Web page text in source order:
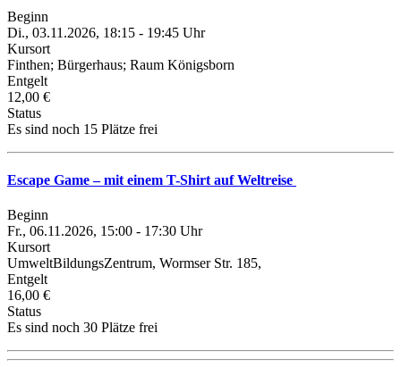
Beginn
Di., 03.11.2026, 18:15 - 19:45 Uhr
Kursort
Finthen; Bürgerhaus; Raum Königsborn
Entgelt
12,00 €
Status
Es sind noch 15 Plätze frei
Escape Game – mit einem T-Shirt auf Weltreise
Beginn
Fr., 06.11.2026, 15:00 - 17:30 Uhr
Kursort
UmweltBildungsZentrum, Wormser Str. 185,
Entgelt
16,00 €
Status
Es sind noch 30 Plätze frei